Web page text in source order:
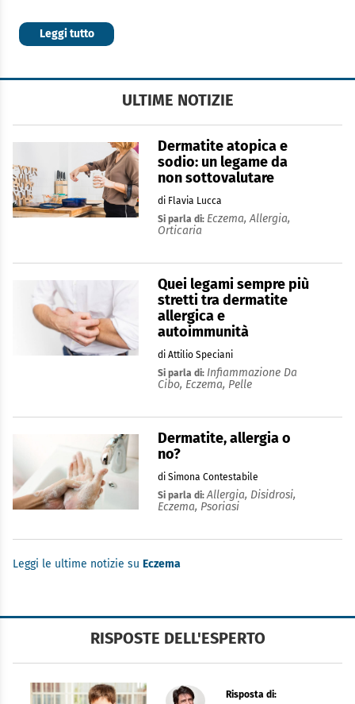
Leggi tutto
ULTIME NOTIZIE
Dermatite atopica e
sodio: un legame da
non sottovalutare
di Flavia Lucca
Si parla di: Eczema,Allergia,
Orticaria
Quei legami sempre più
stretti tra dermatite
allergica e
autoimmunità
di Attilio Speciani
Si parla di: Infiammazione Da
Cibo, Eczema, Pelle
Dermatite, allergia o
no?
di Simona Contestabile
Si parla di:Allergia, Disidrosi,
Eczema, Psoriasi
Leggi le ultime notizie su Eczema
RISPOSTE DELL'ESPERTO
Risposta di: